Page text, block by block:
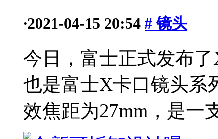
·2021-04-15 20:54 # 镜头
今日，富士正式发布
也是富士X卡口镜头系
效焦距为27mm，是一